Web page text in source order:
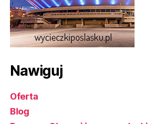
Nawiguj
Oferta
Blog